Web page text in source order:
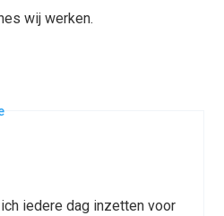
wij werken.
iedere dag inzetten voor